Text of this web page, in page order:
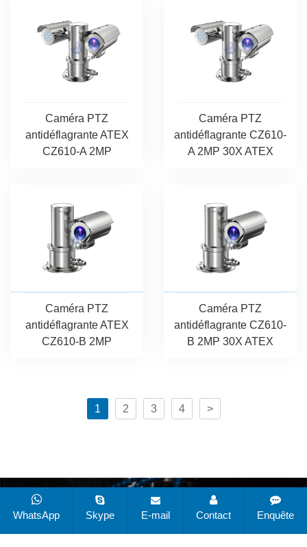
Caméra PTZ
antidéflagrante ATEX
CZ610-A 2MP
Caméra PTZ
antidéflagrante CZ610-
A 2MP 30X ATEX
Caméra PTZ
antidéflagrante ATEX
CZ610-B 2MP
Caméra PTZ
antidéflagrante CZ610-
B 2MP 30X ATEX
1 2 3 4 >
CopyRight © 2019-2025 Changzhou Zuoan Electronics
Co., Ltd. Tous droits réservés
Plan du site
Toutes les
WhatsApp Skype E-mail Contact Enquête